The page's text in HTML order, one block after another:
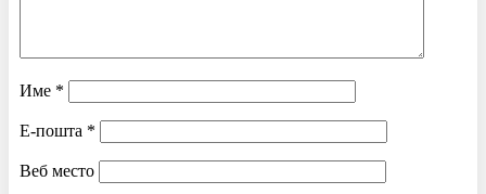
Име *
Е-пошта *
Веб место